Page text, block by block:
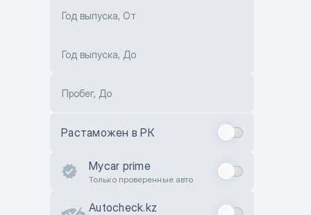
Год выпуска, От
Год выпуска, До
Пробег, До
Растаможен в РК
Mycar prime
Только проверенные авто
Autocheck.kz